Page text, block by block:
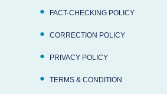
FACT-CHECKING POLICY
CORRECTION POLICY
PRIVACY POLICY
TERMS & CONDITION